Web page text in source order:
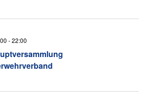
-22:00